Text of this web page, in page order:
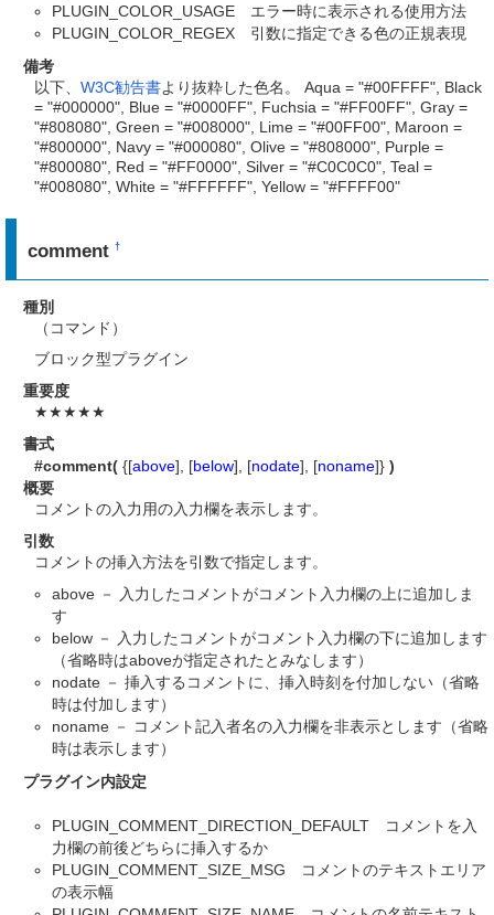
PLUGIN_COLOR_USAGE エラー時に表示される使用方法
PLUGIN_COLOR_REGEX 引数に指定できる色の正規表現
備考
以下、 W3C勧告書より抜粋した色名。 Aqua = "#00FFFF", Black
= "#000000", Blue = "#0000FF", Fuchsia = "#FF00FF", Gray =
"#808080", Green = "#008000", Lime = "#00FF00", Maroon =
"#800000", Navy = "#000080", Olive = "#808000", Purple =
"#800080", Red = "#FF0000", Silver = "#C0C0C0", Teal =
"#008080", White = "#FFFFFF", Yellow = "#FFFF00"
comment†
種別
（コマンド）
ブロック型プラグイン
重要度
★★★★★
書式
#comment( {[above], [below], [nodate], [noname]} )
概要
コメントの入力用の入力欄を表示します。
引数
コメントの挿入方法を引数で指定します。
above － 入力したコメントがコメント入力欄の上に追加しま
す
below － 入力したコメントがコメント入力欄の下に追加します
（省略時はaboveが指定されたとみなします）
nodate － 挿入するコメントに、挿入時刻を付加しない（省略
時は付加します）
noname － コメント記入者名の入力欄を非表示とします（省略
時は表示します）
プラグイン内設定
PLUGIN_COMMENT_DIRECTION_DEFAULT コメントを入
力欄の前後どちらに挿入するか
PLUGIN_COMMENT_SIZE_MSG コメントのテキストエリア
の表示幅